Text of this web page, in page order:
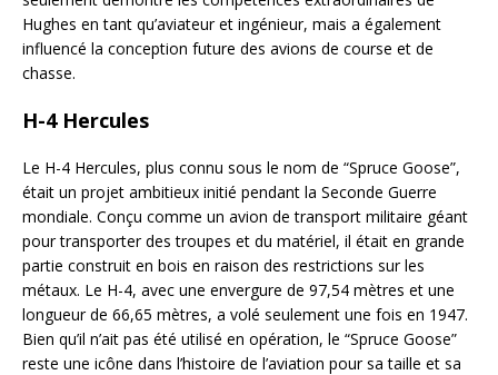
Hughes en tant qu’aviateur et ingénieur, mais a également
influencé la conception future des avions de course et de
chasse.
H-4 Hercules
Le H-4 Hercules, plus connu sous le nom de “Spruce Goose”,
était un projet ambitieux initié pendant la Seconde Guerre
mondiale. Conçu comme un avion de transport militaire géant
pour transporter des troupes et du matériel, il était en grande
partie construit en bois en raison des restrictions sur les
métaux. Le H-4, avec une envergure de 97,54 mètres et une
longueur de 66,65 mètres, a volé seulement une fois en 1947.
Bien qu’il n’ait pas été utilisé en opération, le “Spruce Goose”
reste une icône dans l’histoire de l’aviation pour sa taille et sa